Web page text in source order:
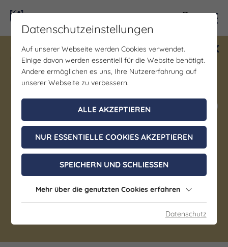
Gewinne ein Blind Date mit Saale-
Unstrut! Teilnahme vom 1.7. - 18.12.
möglich.
Jetzt mitmachen
Museum
Mineralogische Sammlung
Jena
Datenschutzeinstellungen
Auf unserer Webseite werden Cookies verwendet.
Einige davon werden essentiell für die Website benötigt.
Andere ermöglichen es uns, Ihre Nutzererfahrung auf
unserer Webseite zu verbessern.
ALLE AKZEPTIEREN
NUR ESSENTIELLE COOKIES AKZEPTIEREN
SPEICHERN UND SCHLIESSEN
Mehr über die genutzten Cookies erfahren
Datenschutz